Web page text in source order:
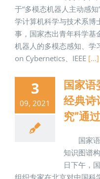
于“多模态机器人主动感
学计算机科学与技术系博
事，国家杰出青年科学基
机器人的多模态感知、学
on Cybernetics、IEEE [...]
3
09, 2021
国家语
经典诗
究”通
国家
知识图谱
日下午，
组织专家在北京对中国科